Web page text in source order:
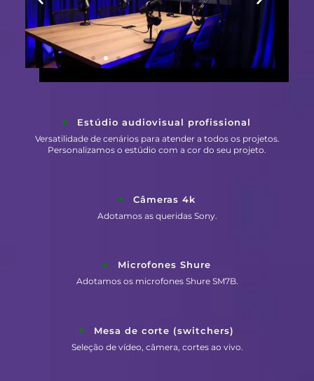
Estúdio audiovisual profissional
Versatilidade de cenários para atender a todos os projetos.
Personalizamos o estúdio com a cor do seu projeto.
Câmeras 4k
Adotamos as queridas Sony.
Microfones Shure
Adotamos os microfones Shure SM7B.
Mesa de corte (switchers)
Seleção de vídeo, câmera, cortes ao vivo.